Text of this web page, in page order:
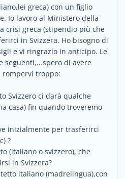
greca) con un figlio
Io lavoro al Ministero della
crisi greca (stipendio più che
in Svizzera. Ho bisogno di
e vi ringrazio in anticipo. Le
seguenti,...spero di avere
rompervi troppo:
Svizzero ci darà qualche
casa) fin quando troveremo
inizialmente per trasferirci
?
(italiano o svizzero), che
in Svizzera?
italiano (madrelingua),con